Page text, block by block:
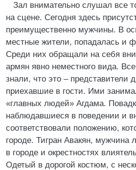
Зал внимательно слушал все
на сцене. Сегодня здесь
преимущественно мужчины. В
местные жители, попадалась и
Среди них обращали на себя
армян явно неместного вида.
знали, что это – представители
приехавшие в гости. Ими
«главных людей» Агдама.
наблюдавшиеся в поведении и
соответствовали положению,
городе. Тигран Авакян, мужчина
в городе и окрестностях
Одетый в дорогой костюм, с